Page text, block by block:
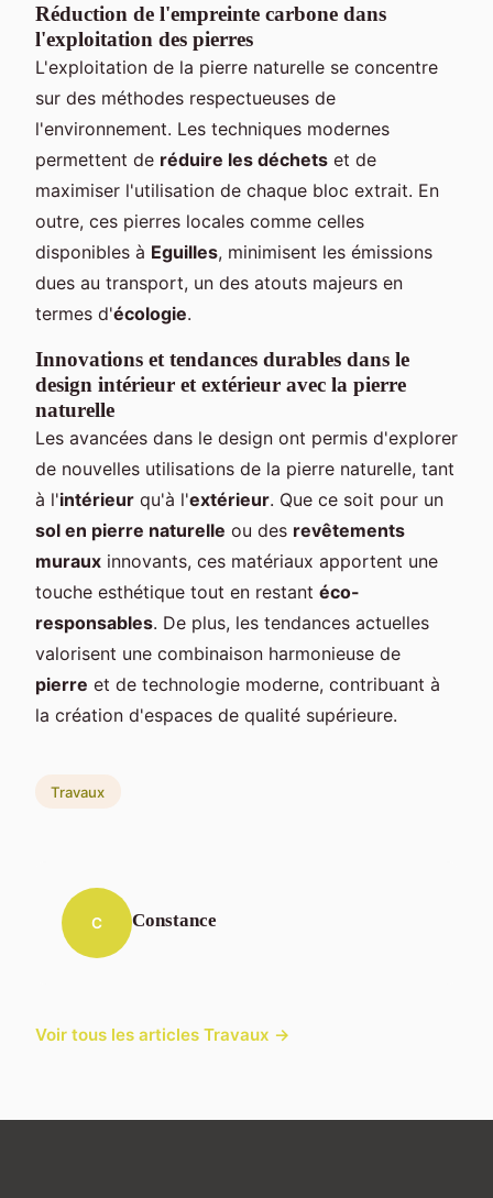
Réduction de l'empreinte carbone dans
l'exploitation des pierres
L'exploitation de la pierre naturelle se concentre
sur des méthodes respectueuses de
l'environnement. Les techniques modernes
permettent de réduire les déchets et de
maximiser l'utilisation de chaque bloc extrait. En
outre, ces pierres locales comme celles
disponibles à Eguilles, minimisent les émissions
dues au transport, un des atouts majeurs en
termes d'écologie.
Innovations et tendances durables dans le
design intérieur et extérieur avec la pierre
naturelle
Les avancées dans le design ont permis d'explorer
de nouvelles utilisations de la pierre naturelle, tant
à l'intérieur qu'à l'extérieur. Que ce soit pour un
sol en pierre naturelle ou des revêtements
muraux innovants, ces matériaux apportent une
touche esthétique tout en restant éco-
responsables. De plus, les tendances actuelles
valorisent une combinaison harmonieuse de
pierre et de technologie moderne, contribuant à
la création d'espaces de qualité supérieure.
Travaux
C Constance
Voir tous les articles Travaux →